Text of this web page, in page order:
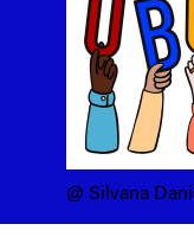
@ Silvana